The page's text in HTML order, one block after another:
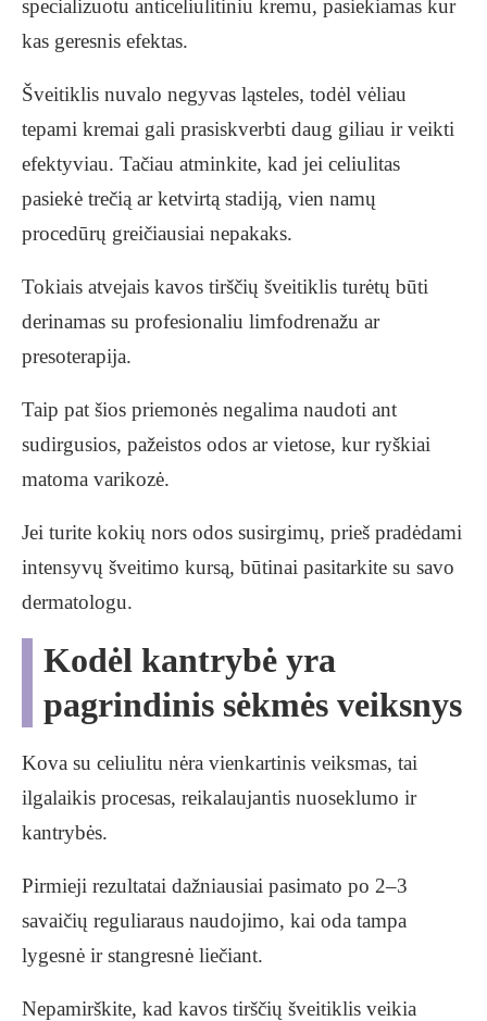
specializuotu anticeliulitiniu kremu, pasiekiamas kur
kas geresnis efektas.
Šveitiklis nuvalo negyvas ląsteles, todėl vėliau
tepami kremai gali prasiskverbti daug giliau ir veikti
efektyviau. Tačiau atminkite, kad jei celiulitas
pasiekė trečią ar ketvirtą stadiją, vien namų
procedūrų greičiausiai nepakaks.
Tokiais atvejais kavos tirščių šveitiklis turėtų būti
derinamas su profesionaliu limfodrenažu ar
presoterapija.
Taip pat šios priemonės negalima naudoti ant
sudirgusios, pažeistos odos ar vietose, kur ryškiai
matoma varikozė.
Jei turite kokių nors odos susirgimų, prieš pradėdami
intensyvų šveitimo kursą, būtinai pasitarkite su savo
dermatologu.
Kodėl kantrybė yra
pagrindinis sėkmės veiksnys
Kova su celiulitu nėra vienkartinis veiksmas, tai
ilgalaikis procesas, reikalaujantis nuoseklumo ir
kantrybės.
Pirmieji rezultatai dažniausiai pasimato po 2–3
savaičių reguliaraus naudojimo, kai oda tampa
lygesnė ir stangresnė liečiant.
Nepamirškite, kad kavos tirščių šveitiklis veikia